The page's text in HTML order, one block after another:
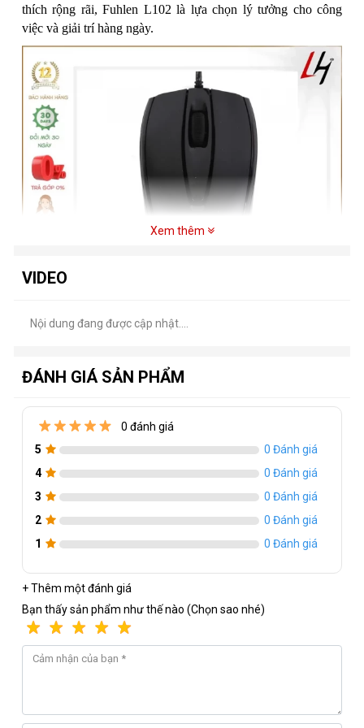
thích rộng rãi, Fuhlen L102 là lựa chọn lý tưởng cho công
việc và giải trí hàng ngày.
- Loại chuột: có dây
Cảm biến
Độ nhạy: 1000 DPI
Tần số phản hồi: 125Hz
Trọng lượng: 100g±5 (g)
- Dây kết nối: 1.75m
Kích thước : 125 x 79 x 43mm
Xem thêm
VIDEO
Nội dung đang được cập nhật....
ĐÁNH GIÁ SẢN PHẨM
0 đánh giá
5
0 Đánh giá
4
0 Đánh giá
3
0 Đánh giá
2
0 Đánh giá
1
0 Đánh giá
+ Thêm một đánh giá
Bạn thấy sản phẩm như thế nào (Chọn sao nhé)